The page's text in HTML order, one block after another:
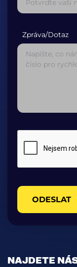
NAJDETE
Zpráva/Dotaz
ODESLAT